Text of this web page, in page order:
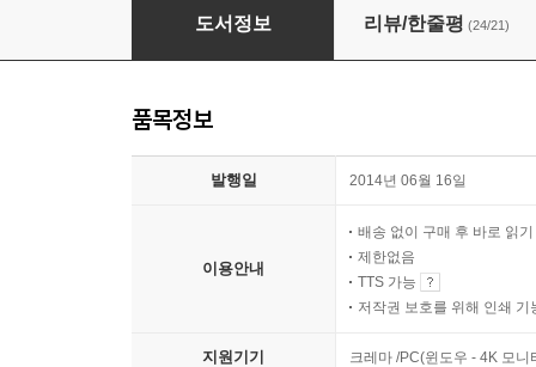
나는 자기계발서를 읽고 벤츠를 샀다
도서정보 리뷰/한줄평 (24/21)
품목정보
발행일 2014년 06월 16일
이용안내
배송 없이 구매 후 바로 읽기
제한없음
TTS 가능
저작권 보호를 위해 인쇄 기
지원기기 크레마 /PC(윈도우 - 4K 모